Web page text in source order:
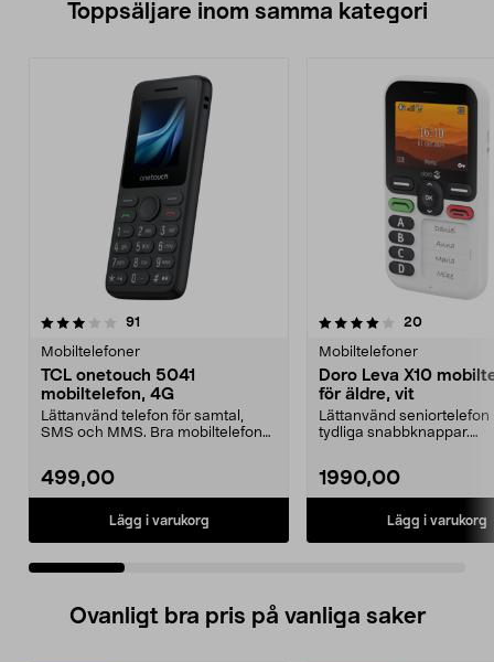
Toppsäljare inom samma kategori
91
Mobiltelefoner
TCL onetouch 5041
mobiltelefon, 4G
Lättanvänd telefon för samtal,
SMS och MMS. Bra mobiltelefon
499,00
Lägg i varukorg
4.0 av 5 stjärnor 20
Mobiltelefoner
Doro Leva X10
för äldre, vit
Lättanvänd seniortelefon
tydliga snabbknappar.
1990,00
Lägg i varukorg
0.0 av 5 stjärnor
Ovanligt bra pris på vanliga saker